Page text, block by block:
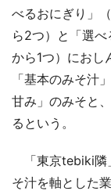
べるおにぎり」
ら2つ）と「選べ
から1つ）におし
「基本のみそ汁
甘み」のみそと
るという。
「東京tebiki隣
そ汁を軸とした